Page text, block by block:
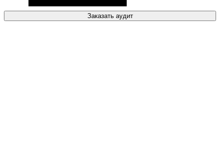
Заказать аудит